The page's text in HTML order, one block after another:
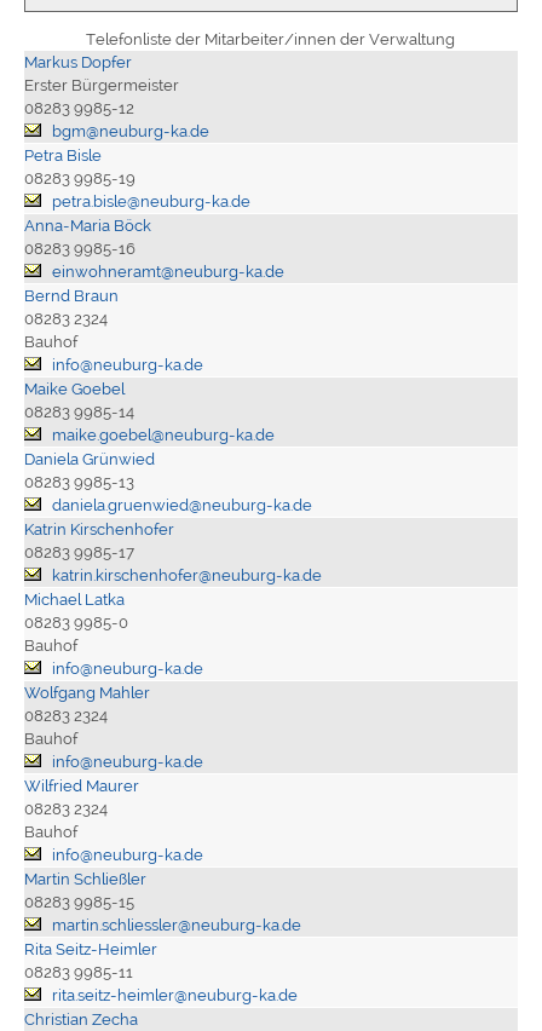
Telefonliste der Mitarbeiter/innen der Verwaltung
Markus Dopfer
Erster Bürgermeister
08283 9985-12
bgm@neuburg-ka.de
Petra Bisle
08283 9985-19
petra.bisle@neuburg-ka.de
Anna-Maria Böck
08283 9985-16
einwohneramt@neuburg-ka.de
Bernd Braun
08283 2324
Bauhof
info@neuburg-ka.de
Maike Goebel
08283 9985-14
maike.goebel@neuburg-ka.de
Daniela Grünwied
08283 9985-13
daniela.gruenwied@neuburg-ka.de
Katrin Kirschenhofer
08283 9985-17
katrin.kirschenhofer@neuburg-ka.de
Michael Latka
08283 9985-0
Bauhof
info@neuburg-ka.de
Wolfgang Mahler
08283 2324
Bauhof
info@neuburg-ka.de
Wilfried Maurer
08283 2324
Bauhof
info@neuburg-ka.de
Martin Schließler
08283 9985-15
martin.schliessler@neuburg-ka.de
Rita Seitz-Heimler
08283 9985-11
rita.seitz-heimler@neuburg-ka.de
Christian Zecha